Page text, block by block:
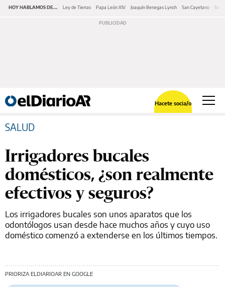
HOY HABLAMOS DE... Ley de Tierras Papa León XIV Joaquín Benegas Lynch San Cayetano
Hacete socia/o
SALUD
Irrigadores bucales
domésticos, ¿son realmente
efectivos y seguros?
Los irrigadores bucales son unos aparatos que los
odontólogos usan desde hace muchos años y cuyo uso
doméstico comenzó a extenderse en los últimos tiempos.
PRIORIZA ELDIARIOAR EN GOOGLE